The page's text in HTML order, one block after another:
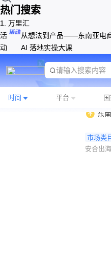
热门搜索
1. 万里汇
活
动
从想法到产品——东南亚电
AI 落地实操大课
请输入搜索内容
时间 平台
东
市场类
安合出海